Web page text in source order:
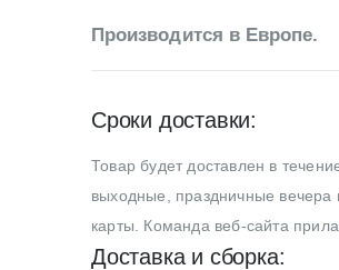
Производится в Европе.
Сроки доставки:
Товар будет доставлен в
выходные, праздничные вечера
карты. Команда веб-сайта
Доставка и сборка: